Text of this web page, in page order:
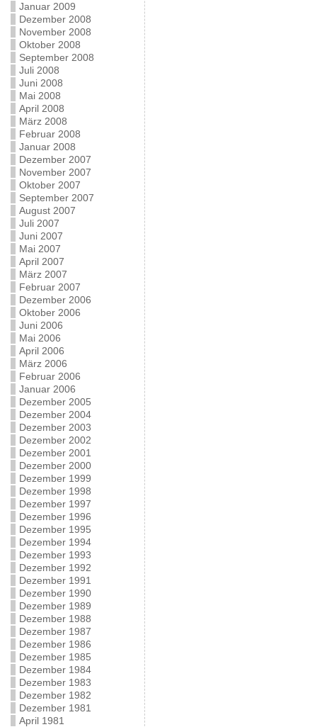
Januar 2009
Dezember 2008
November 2008
Oktober 2008
September 2008
Juli 2008
Juni 2008
Mai 2008
April 2008
März 2008
Februar 2008
Januar 2008
Dezember 2007
November 2007
Oktober 2007
September 2007
August 2007
Juli 2007
Juni 2007
Mai 2007
April 2007
März 2007
Februar 2007
Dezember 2006
Oktober 2006
Juni 2006
Mai 2006
April 2006
März 2006
Februar 2006
Januar 2006
Dezember 2005
Dezember 2004
Dezember 2003
Dezember 2002
Dezember 2001
Dezember 2000
Dezember 1999
Dezember 1998
Dezember 1997
Dezember 1996
Dezember 1995
Dezember 1994
Dezember 1993
Dezember 1992
Dezember 1991
Dezember 1990
Dezember 1989
Dezember 1988
Dezember 1987
Dezember 1986
Dezember 1985
Dezember 1984
Dezember 1983
Dezember 1982
Dezember 1981
April 1981